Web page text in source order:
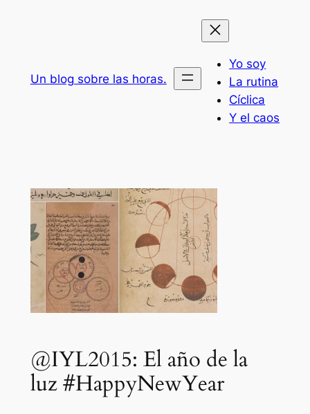
Un blog sobre las horas.
Yo soy
La rutina
Cíclica
Y el caos
@IYL2015: El año de la
luz #HappyNewYear